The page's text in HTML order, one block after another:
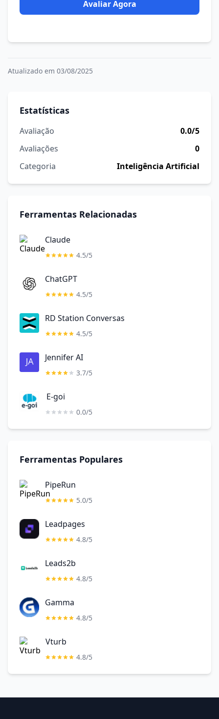
Avaliar Agora
Atualizado em 03/08/2025
Estatísticas
Avaliação
0.0/5
Avaliações
0
Categoria
Inteligência Artificial
Ferramentas Relacionadas
Claude
4.5/5
ChatGPT
4.5/5
RD Station Conversas
4.5/5
Jennifer AI
3.7/5
E-goi
0.0/5
Ferramentas Populares
PipeRun
5.0/5
Leadpages
4.8/5
Leads2b
4.8/5
Gamma
4.8/5
Vturb
4.8/5